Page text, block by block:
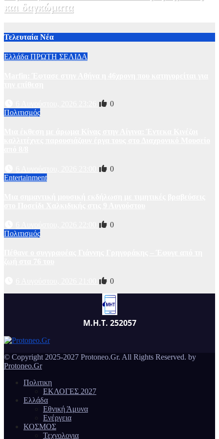
και δαγκώματα
Τελευταία Νέα
Ελλάδα ΠΡΩΤΗ ΣΕΛΙΔΑ
0
Πολιτισμός
0
Entertainment
0
Πολιτισμός
0
Μ.Η.Τ. 252057
© Copyright 2025-2027 Protoneo.Gr. All Rights Reserved. by
Protoneo.Gr
Πολιτικη
ΕΚΛΟΓΕΣ 2027
Ελλάδα
Εθνική Άμυνα
Ενέργεια
ΚΟΣΜΟΣ
Τεχνολογια